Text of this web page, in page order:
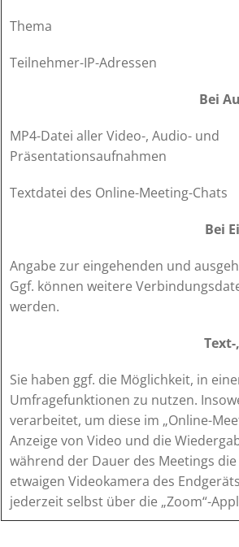
Thema
Teilnehmer-IP-Adressen
Bei
MP4-Datei aller Video-, Audio- und
Präsentationsaufnahmen
Textdatei des Online-Meeting-Chats
Bei
Angabe zur eingehenden und
Ggf. können weitere
werden.
Sie haben ggf. die Möglichkeit, in
Umfragefunktionen zu nutzen.
verarbeitet, um diese im „Online-
Anzeige von Video und die
während der Dauer des Meetings
etwaigen Videokamera des
jederzeit selbst über die „Zoom“-